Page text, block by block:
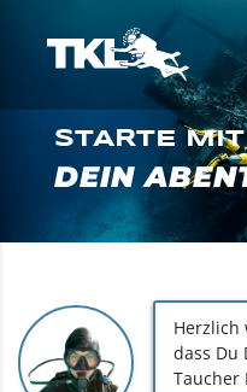
STARTE
DEIN
Herzlich
dass Du
Taucher